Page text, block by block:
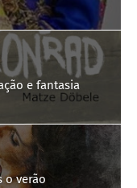
e fantasia
o verão